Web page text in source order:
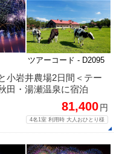
ツアーコード - D2095
小岩井農場2日間＜テー
田・湯瀬温泉に宿泊
81,400 円
4名1室 利用時 大人おひとり様